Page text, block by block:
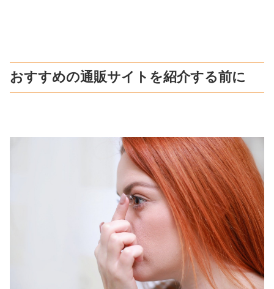
おすすめの通販サイトを紹介する前に